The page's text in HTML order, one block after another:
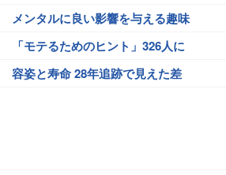
メンタルに良い影響を与える趣味
「モテるためのヒント」326人に
容姿と寿命 28年追跡で見えた差